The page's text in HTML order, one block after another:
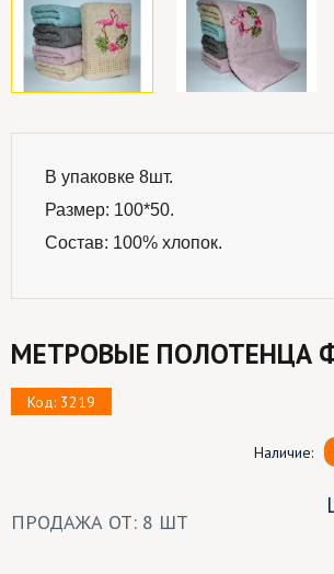
В упаковке 8шт.
Размер: 100*50.
Состав: 100% хлопок.
МЕТРОВЫЕ ПОЛОТЕНЦА
Код: 3219
Наличие:
ПРОДАЖА ОТ: 8 ШТ